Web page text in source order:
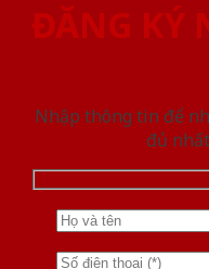
ĐĂNG KÝ
Nhập thông tin để
đủ